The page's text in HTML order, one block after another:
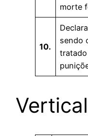
morte
10.
sendo
Vertical